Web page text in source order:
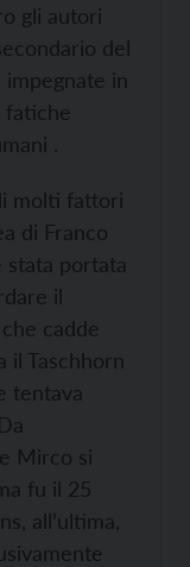
gli autori
del
in
fatiche
.
molti fattori
di Franco
portata
il
cadde
il Taschhorn
tentava
Mirco si
fu il 25
all’ultima,